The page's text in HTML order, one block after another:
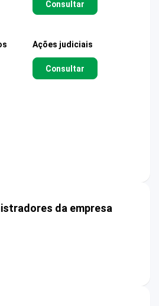
Consultar
Ações judiciais
Consultar
da empresa